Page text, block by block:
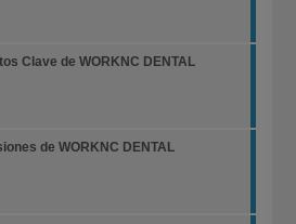
Clave de WORKNC DENTAL
de WORKNC DENTAL